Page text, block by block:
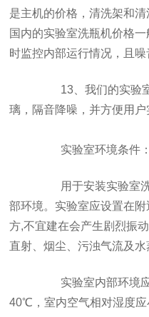
是主机的价格，清洗架和清
国内的实验室洗瓶机价格
时监控内部运行情况，且噪
13、我们的实验室
璃，隔音降噪，并方便用户
实验室环境条件：
用于安装实验室洗
部环境。实验室应设置在
方,不宜建在会产生剧烈振
直射、烟尘、污浊气流及水
实验室内部环境应
40℃，室内空气相对湿度应